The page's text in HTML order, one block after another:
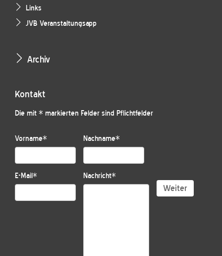
Links
JVB Veranstaltungsapp
Archiv
Kontakt
Die mit * markierten Felder sind Pflichtfelder
Vorname* Nachname*
E-Mail* Nachricht*
Weiter